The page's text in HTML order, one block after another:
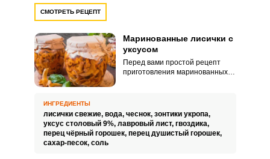
СМОТРЕТЬ РЕЦЕПТ
Маринованные лисички с
уксусом
Перед вами простой рецепт
приготовления маринованных
ИНГРЕДИЕНТЫ
лисички свежие, вода, чеснок, зонтики укропа,
уксус столовый 9%, лавровый лист, гвоздика,
перец чёрный горошек, перец душистый горошек,
сахар-песок, соль